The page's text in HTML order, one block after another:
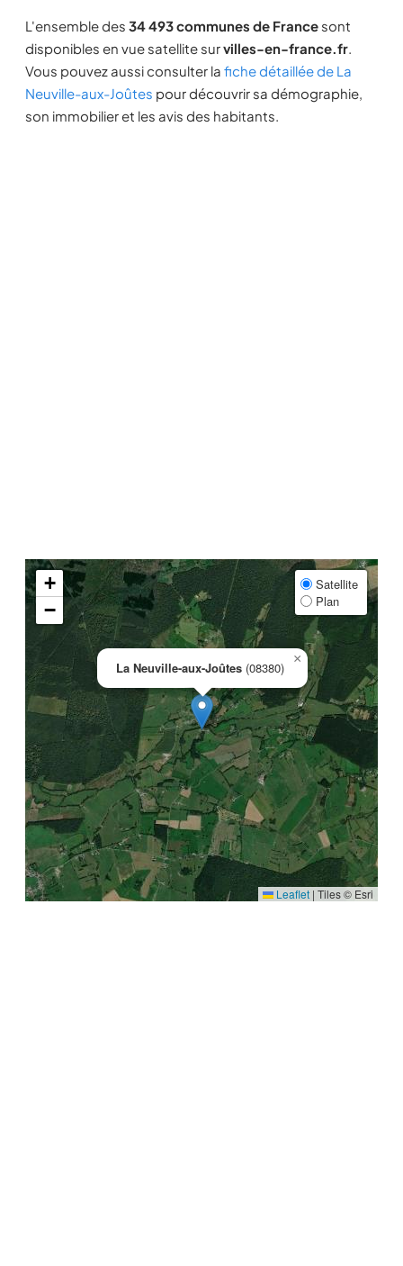
L'ensemble des 34 493 communes de France sont
disponibles en vue satellite survilles-en-france.fr.
Vous pouvez aussi consulter la fiche détaillée de La
Neuville-aux-Joûtes pour découvrir sa démographie,
son immobilier et les avis des habitants.
La Neuville-aux-Joûtes (08380)
×
+
−
Satellite
Plan
Leaflet | Tiles © Esri